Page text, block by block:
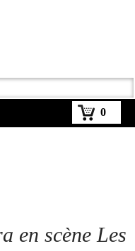
0
en scène Les